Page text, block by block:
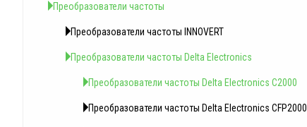
Преобразователи частоты
Преобразователи частоты INNOVERT
Преобразователи частоты Delta Electronics
Преобразователи частоты Delta Electronics C2000
Преобразователи частоты Delta Electronics CFP2000